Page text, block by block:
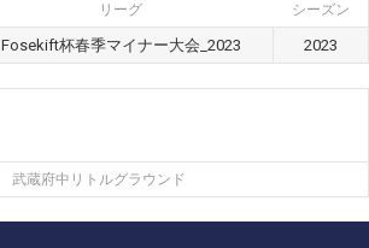
リーグ シーズン
Fosekift杯春季マイナー大会_2023 2023
武蔵府中リトルグラウンド